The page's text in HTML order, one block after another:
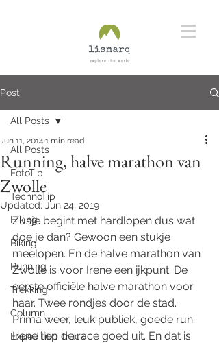
Post
All Posts
FotoTip
TechnoTip
Hiking
Biking
Running
Trekking
Column
Expedition Truck
All Posts
Running, halve marathon van
Zwolle
Jun 11, 2014 1 min read
Updated: Jun 24, 2019
Zusje begint met hardlopen dus wat
doe je dan? Gewoon een stukje
meelopen. En de halve marathon van
Zwolle is voor Irene een ijkpunt. De
eerste officiële halve marathon voor
haar. Twee rondjes door de stad.
Prima weer, leuk publiek, goede run.
Irene liep de race goed uit. En dat is